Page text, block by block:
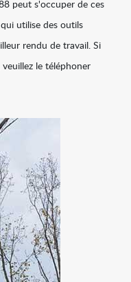
peut s'occuper de ces
utilise des outils
rendu de travail. Si
le téléphoner